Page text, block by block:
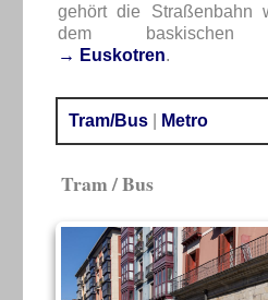
gehört die Straßenbahn
dem baskischen
→ Euskotren.
Tram/Bus Metro
Tram / Bus